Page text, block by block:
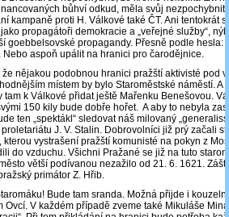
bůhví odkud, měla svůj
kampaně proti H. Válkové také ČT. Ani tentokrát
propagátoři demokracie a „veřejné služby“,
goebbelsovské propagandy. Přesně podle hesla:
aspoň upálit na hranici pro čarodějnice.
nějakou podobnou hranici pražští aktivisté pod
místem by bylo Staroměstské náměstí. A
k Válkové přidat ještě Mařenku Benešovou.
150 kily bude dobře hořet. A aby to nebyla
ten „spektákl“ sledovat náš milovaný
J. V. Stalin. Dobrovolníci již prý začali
kterou vystrašení pražští komunisté na pokyn z
do vzduchu. Všichni Pražané se již na tuto
větší podívanou nezažilo od 21. 6. 1621.
primátor Z. Hřib.
Bude tam sranda. Možná přijde i
Ovcí. V každém případě zveme také Mikuláše